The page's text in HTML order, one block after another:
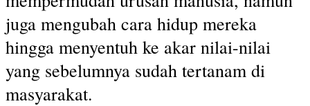
juga mengubah cara hidup mereka
hingga menyentuh ke akar nilai-nilai
yang sebelumnya sudah tertanam di
masyarakat.